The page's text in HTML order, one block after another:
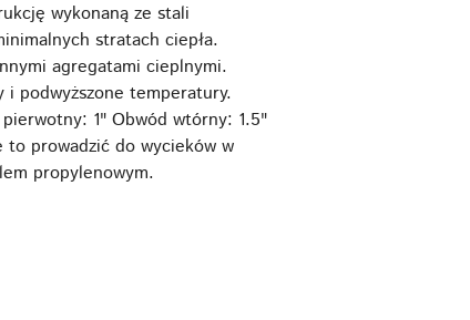
wykonaną ze stali
stratach ciepła.
agregatami cieplnymi.
podwyższone temperatury.
1" Obwód wtórny: 1.5"
to prowadzić do wycieków w
propylenowym.